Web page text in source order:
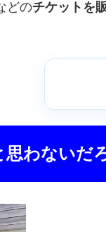
どのチケットを
わないだ